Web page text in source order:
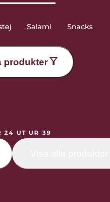
Salami Snacks
produkter
24 UT UR 39